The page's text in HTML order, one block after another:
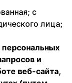
с
лица;
персональных
и
веб-сайта,